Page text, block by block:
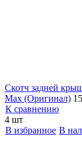
Скотч задней
Max (Оригинал)
К сравнению
4 шт
В избранное В